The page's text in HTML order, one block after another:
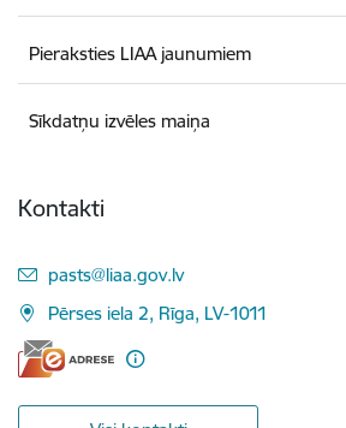
Pieraksties LIAA jaunumiem
Sīkdatņu izvēles maiņa
Kontakti
E-pasts:
pasts@liaa.gov.lv
Pērses iela 2, Rīga, LV-1011